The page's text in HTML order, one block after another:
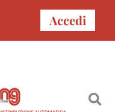
Accedi